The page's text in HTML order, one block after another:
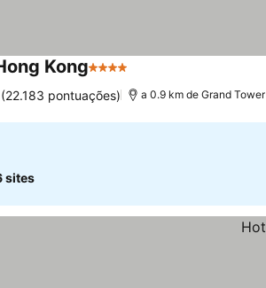
Kong4 Estrelas
(22.183 pontuações) a 0.9 km de Grand Tower
sites